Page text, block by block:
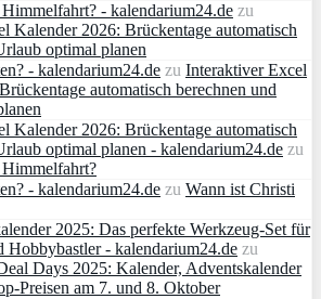
- kalendarium24.de zu
Kalender 2026: Brückentage automatisch
optimal planen
- kalendarium24.de zu Interaktiver Excel
automatisch berechnen und
Kalender 2026: Brückentage automatisch
optimal planen - kalendarium24.de zu
- kalendarium24.de zu Wann ist Christi
2025: Das perfekte Werkzeug-Set für
Hobbybastler - kalendarium24.de zu
Days 2025: Kalender, Adventskalender
Preisen am 7. und 8. Oktober